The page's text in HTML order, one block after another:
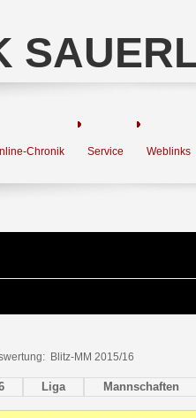
Chronik Service Weblinks
Blitz-MM 2015/16
Liga Mannschaften